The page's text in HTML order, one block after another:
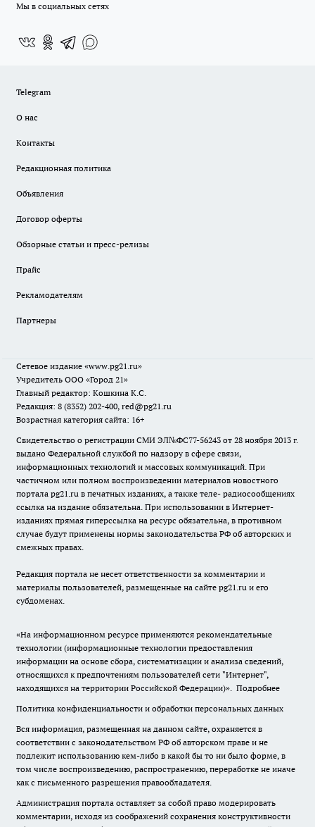
Мы в социальных сетях
Telegram
О нас
Контакты
Редакционная политика
Объявления
Договор оферты
Обзорные статьи и пресс-релизы
Прайс
Рекламодателям
Партнеры
Сетевое издание «www.pg21.ru»
Учредитель ООО «Город 21»
Главный редактор: Кошкина К.С.
Редакция: 8 (8352) 202-400, red@pg21.ru
Возрастная категория сайта: 16+
Свидетельство о регистрации СМИ ЭЛ№ФС77-56243 от 28 ноября 2013 г.
выдано Федеральной службой по надзору в сфере связи,
информационных технологий и массовых коммуникаций. При
частичном или полном воспроизведении материалов новостного
портала pg21.ru в печатных изданиях, а также теле- радиосообщениях
ссылка на издание обязательна. При использовании в Интернет-
изданиях прямая гиперссылка на ресурс обязательна, в противном
случае будут применены нормы законодательства РФ об авторских и
смежных правах.
Редакция портала не несет ответственности за комментарии и
материалы пользователей, размещенные на сайте pg21.ru и его
субдоменах.
«На информационном ресурсе применяются рекомендательные
технологии (информационные технологии предоставления
информации на основе сбора, систематизации и анализа сведений,
относящихся к предпочтениям пользователей сети "Интернет",
находящихся на территории Российской Федерации)». Подробнее
Политика конфиденциальности и обработки персональных данных
Вся информация, размещенная на данном сайте, охраняется в
соответствии с законодательством РФ об авторском праве и не
подлежит использованию кем-либо в какой бы то ни было форме, в
том числе воспроизведению, распространению, переработке не иначе
как с письменного разрешения правообладателя.
Администрация портала оставляет за собой право модерировать
комментарии, исходя из соображений сохранения конструктивности